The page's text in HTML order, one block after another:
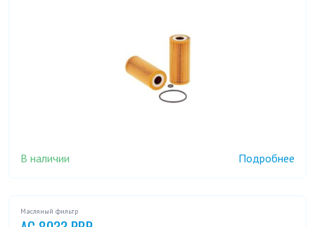
В наличии Подробнее
Масляный фильтр